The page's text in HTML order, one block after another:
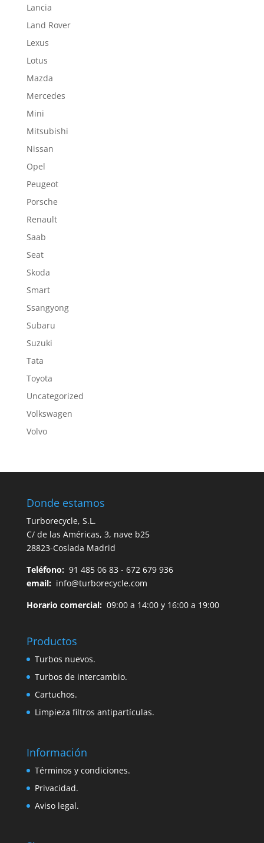
Lancia
Land Rover
Lexus
Lotus
Mazda
Mercedes
Mini
Mitsubishi
Nissan
Opel
Peugeot
Porsche
Renault
Saab
Seat
Skoda
Smart
Ssangyong
Subaru
Suzuki
Tata
Toyota
Uncategorized
Volkswagen
Volvo
Donde estamos
Turborecycle, S.L.
C/ de las Américas, 3, nave b25
28823-Coslada Madrid
Teléfono: 91 485 06 83 - 672 679 936
email: info@turborecycle.com
Horario comercial:09:00 a 14:00 y 16:00 a 19:00
Productos
Turbos nuevos.
Turbos de intercambio.
Cartuchos.
Limpieza filtros antipartículas.
Información
Términos y condiciones.
Privacidad.
Aviso legal.